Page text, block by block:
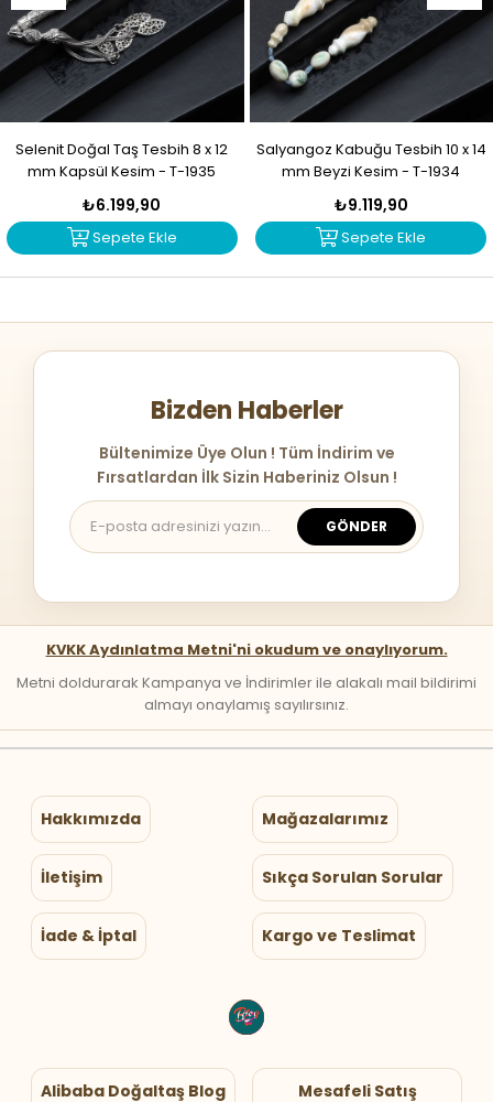
Selenit Doğal Taş Tesbih 8 x 12
mm Kapsül Kesim - T-1935
₺6.199,90
Sepete Ekle
Salyangoz Kabuğu Tesbih 10 x 14
mm Beyzi Kesim - T-1934
₺9.119,90
Sepete Ekle
Bizden Haberler
Bültenimize Üye Olun ! Tüm İndirim ve
Fırsatlardan İlk Sizin Haberiniz Olsun !
GÖNDER
KVKK Aydınlatma Metni'ni okudum ve onaylıyorum.
Metni doldurarak Kampanya ve İndirimler ile alakalı mail bildirimi
almayı onaylamış sayılırsınız.
Hakkımızda Mağazalarımız
İletişim Sıkça Sorulan Sorular
İade & İptal Kargo ve Teslimat
Alibaba Doğaltaş Blog
Mesafeli Satış